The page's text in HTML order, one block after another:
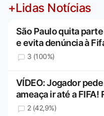
+Lidas Notícias
São Paulo quita
e evita denúncia à
3 (100%)
VÍDEO: Jogador
ameaça ir até a
2 (42,9%)